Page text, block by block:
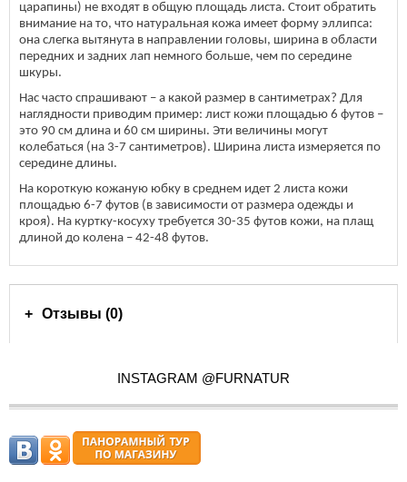
царапины) не входят в общую площадь листа. Стоит обратить
внимание на то, что натуральная кожа имеет форму эллипса:
она слегка вытянута в направлении головы, ширина в области
передних и задних лап немного больше, чем по середине
шкуры.
Нас часто спрашивают – а какой размер в сантиметрах? Для
наглядности приводим пример: лист кожи площадью 6 футов –
это 90 см длина и 60 см ширины. Эти величины могут
колебаться (на 3-7 сантиметров). Ширина листа измеряется по
середине длины.
На короткую кожаную юбку в среднем идет 2 листа кожи
площадью 6-7 футов (в зависимости от размера одежды и
кроя). На куртку-косуху требуется 30-35 футов кожи, на плащ
длиной до колена – 42-48 футов.
Отзывы (0)
INSTAGRAM @FURNATUR